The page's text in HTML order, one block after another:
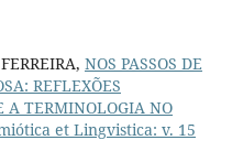
NOS PASSOS DE
REFLEXÕES
A TERMINOLOGIA NO
et Lingvistica: v. 15